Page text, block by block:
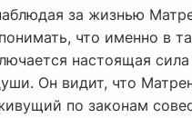
за жизнью
что именно в
настоящая
Он видит, что
по законам